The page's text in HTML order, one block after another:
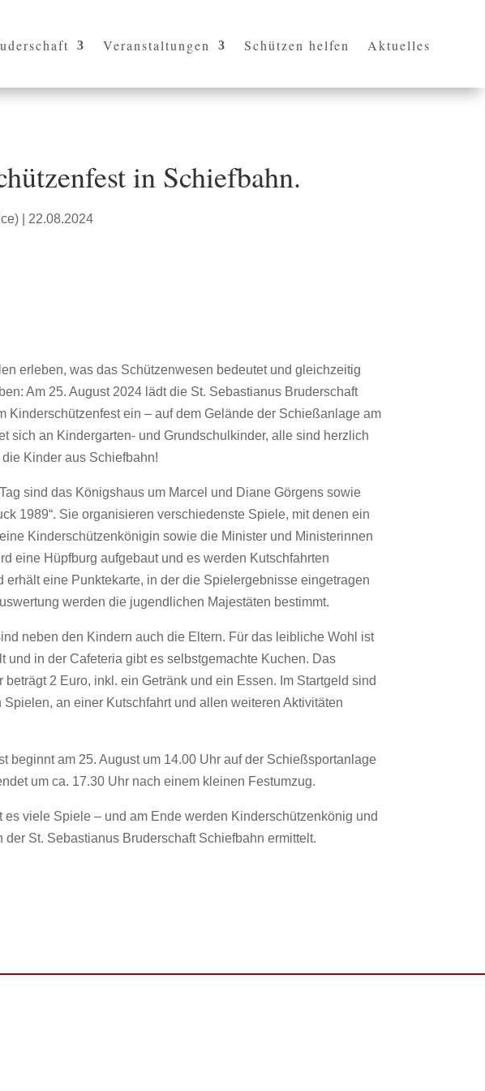
Veranstaltungen Schützen helfen Aktuelles
in Schiefbahn.
| 22.08.2024
erleben, was das Schützenwesen bedeutet und gleichzeitig
Am 25. August 2024 lädt die St. Sebastianus Bruderschaft
Kinderschützenfest ein – auf dem Gelände der Schießanlage am
sich an Kindergarten- und Grundschulkinder, alle sind herzlich
Kinder aus Schiefbahn!
sind das Königshaus um Marcel und Diane Görgens sowie
1989“. Sie organisieren verschiedenste Spiele, mit denen ein
Kinderschützenkönigin sowie die Minister und Ministerinnen
eine Hüpfburg aufgebaut und es werden Kutschfahrten
erhält eine Punktekarte, in der die Spielergebnisse eingetragen
werden die jugendlichen Majestäten bestimmt.
neben den Kindern auch die Eltern. Für das leibliche Wohl ist
und in der Cafeteria gibt es selbstgemachte Kuchen. Das
beträgt 2 Euro, inkl. ein Getränk und ein Essen. Im Startgeld sind
an einer Kutschfahrt und allen weiteren Aktivitäten
beginnt am 25. August um 14.00 Uhr auf der Schießsportanlage
um ca. 17.30 Uhr nach einem kleinen Festumzug.
es viele Spiele – und am Ende werden Kinderschützenkönig und
der St. Sebastianus Bruderschaft Schiefbahn ermittelt.